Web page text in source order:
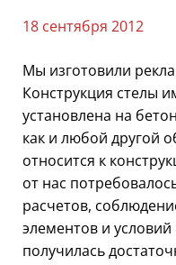
18 сентября 2012
Мы изготовили
Конструкция стелы
установлена на
как и любой другой
относится к
от нас
расчетов,
элементов и условий
получилась